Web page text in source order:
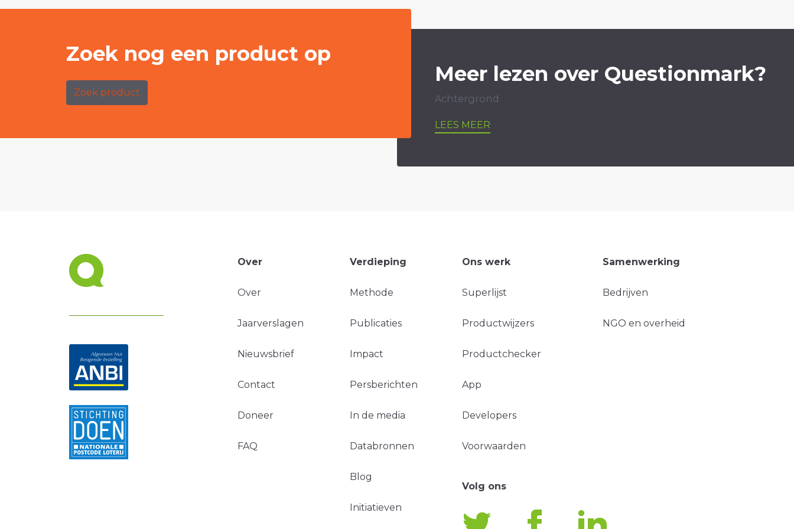
Zoek nog een product op
Zoek product
Meer lezen over Questionmark?
Achtergrond
LEES MEER
Over
Over
Jaarverslagen
Nieuwsbrief
Contact
Doneer
FAQ
Verdieping
Methode
Publicaties
Impact
Persberichten
In de media
Databronnen
Blog
Initiatieven
Ons werk
Superlijst
Productwijzers
Productchecker
App
Developers
Voorwaarden
Samenwerking
Bedrijven
NGO en overheid
Volg ons